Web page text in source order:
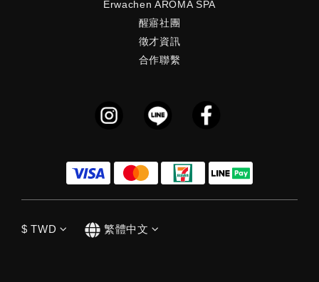
Erwachen AROMA SPA
醒寤社團
徵才資訊
合作聯繫
$ TWD 繁體中文